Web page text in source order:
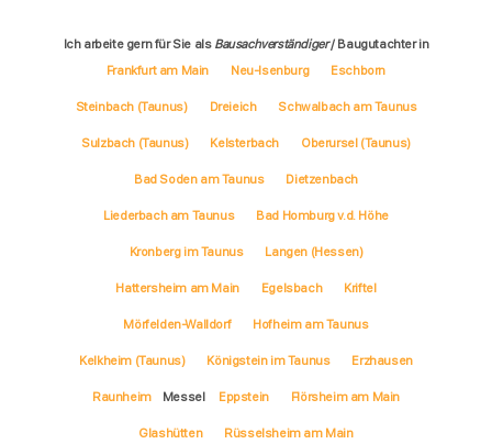
Ich arbeite gern für Sie als Bausachverständiger/ Baugutachter in
Frankfurt am Main
Neu-Isenburg Eschborn
Steinbach (Taunus) Dreieich Schwalbach am Taunus
Sulzbach (Taunus) Kelsterbach Oberursel (Taunus)
Bad Soden am Taunus Dietzenbach
Liederbach am Taunus Bad Homburg v.d. Höhe
Kronberg im Taunus Langen (Hessen)
Hattersheim am Main Egelsbach Kriftel
Mörfelden-Walldorf Hofheim am Taunus
Kelkheim (Taunus) Königstein im Taunus Erzhausen
Raunheim Messel Eppstein Flörsheim am Main
Glashütten Rüsselsheim am Main